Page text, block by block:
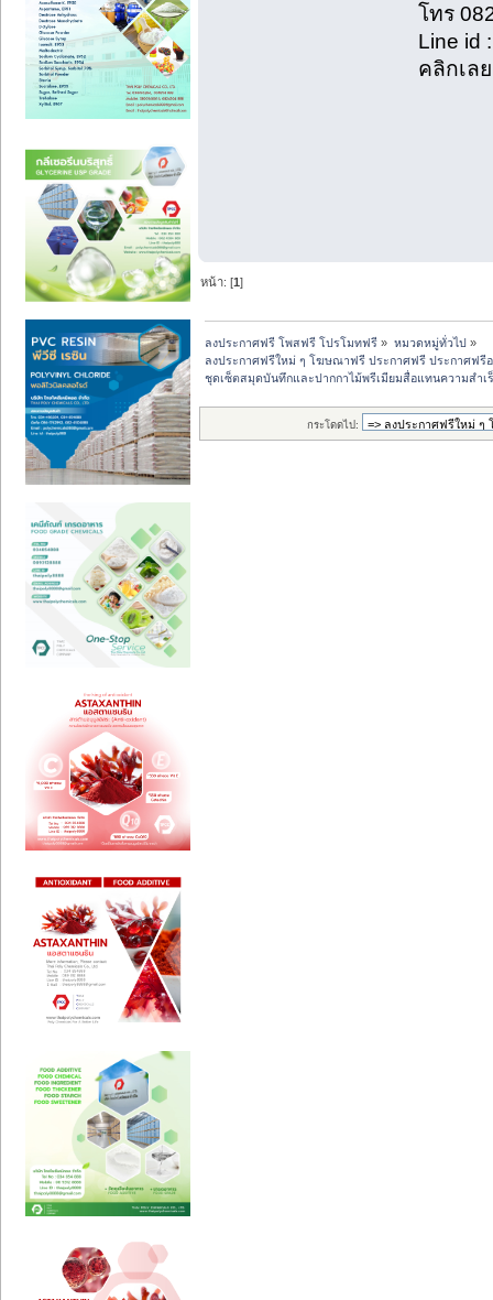
โทร
Line id
คลิกเล
หน้า: [1]
ลงประกาศฟรี โพสฟรี โปรโมทฟรี » หมวดหมู่ทั่วไป »
ลงประกาศฟรีใหม่ ๆ โฆษณาฟรี ประกาศฟรี ประกาศฟ
ชุดเซ็ตสมุดบันทึกและปากกาไม้พรีเมียมสื่อแทนความสำเ
กระโดดไป: